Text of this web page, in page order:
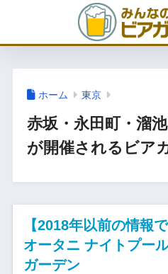
ホーム 東京
赤坂・永田町・溜
が開催されるビア
【2018年以前の情報
オータニ ナイトプー
ガーデン